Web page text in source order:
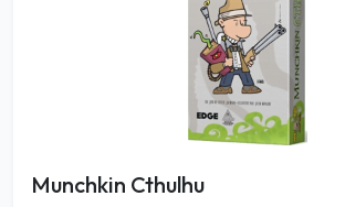
Munchkin Cthulhu